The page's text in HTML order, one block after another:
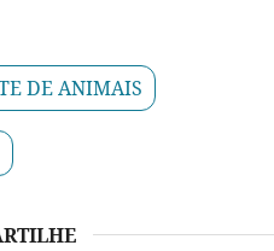
DE ANIMAIS